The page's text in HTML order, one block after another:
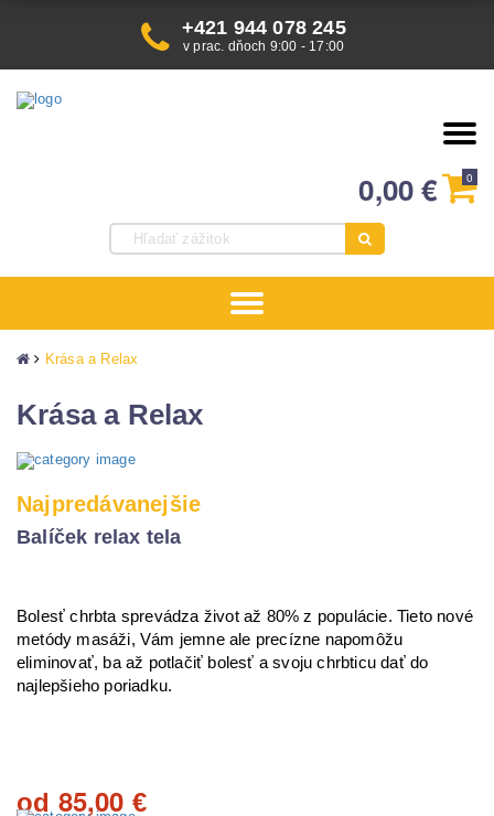
+421 944 078 245
v prac. dňoch 9:00 - 17:00
0,00€ 0
Krása a Relax
Krása a Relax
Najpredávanejšie
Balíček relax tela
Bolesť chrbta sprevádza život až 80% z populácie. Tieto nové
metódy masáži, Vám jemne ale precízne napomôžu
eliminovať, ba až potlačiť bolesť a svoju chrbticu dať do
najlepšieho poriadku.
od 85,00 €